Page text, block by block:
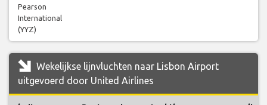
Pearson
International
(YYZ)
Wekelijkse lijnvluchten naar Lisbon Airport
uitgevoerd door United Airlines